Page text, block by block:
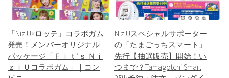
「NiziU×ロッテ」コラボガム
発売！メンバーオリジナル
パッケージ「Ｆｉｔ’ｓ Ｎｉ
ｚｉＵコラボガム」｜コン
NiziUスペシャルサポーター
の「たまごっちスマート」
先行【抽選販売】開始！い
つまで？Tamagotchi Smart